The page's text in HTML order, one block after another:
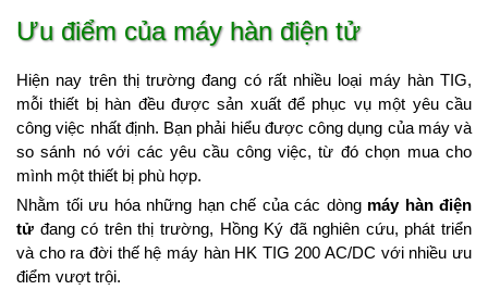
Ưu điểm của máy hàn điện tử
Hiện nay trên thị trường đang có rất nhiều loại máy hàn TIG,
mỗi thiết bị hàn đều được sản xuất để phục vụ một yêu cầu
công việc nhất định. Bạn phải hiểu được công dụng của máy và
so sánh nó với các yêu cầu công việc, từ đó chọn mua cho
mình một thiết bị phù hợp.
Nhằm tối ưu hóa những hạn chế của các dòng máy hàn điện
tử đang có trên thị trường, Hồng Ký đã nghiên cứu, phát triển
và cho ra đời thế hệ máy hàn HK TIG 200 AC/DC với nhiều ưu
điểm vượt trội.